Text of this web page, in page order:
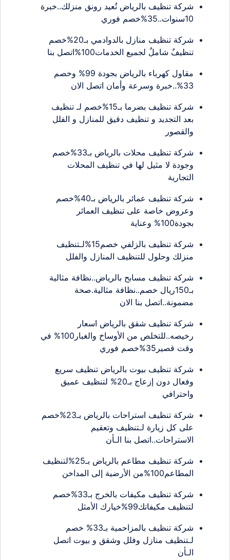
شركة تنظيف بالرياض تُعيد رونق منزلك..خبرة
10سنوات..35%خصم فوري
شركة تنظيف منازل بالدوادمي بـ20%خصم
تنظيفٌ شاملٌ لجميع الخدمات100%اتصل بنا
مقاول كهرباء بالرياض بجودة 99% وخصم
33%..خبرة وسرعة وأمان اتصل الان
شركة تنظيف بضرما بـ15%خصم لـ تنظيف
بعد التجديد و تنظيف دقيق للمنازل و الفلل
والقصور
شركة تنظيف محلات بالرياض بـ33%خصم
وجودة لا مثيل لها في تنظيف المحلات
التجارية
شركة تنظيف عمائر بالرياض بـ40%خصم
وعروض خاصة على تنظيف العمائر
بجودة100% وعناية
شركة تنظيف بالزلفي خصم15%لـتنظيف
منزلك وحلول للتنظيف المنازل والفلل
شركة تنظيف مسابح بالرياض..نظافة مثالية
بـ150ريال خصم..نظافة مثالية.صحة
مضمونة..اتصل بنا الان
شركة تنظيف شقق بالرياض اسعار
رخيصه..للتخلص من الأوساخ والغبار100% في
وقت قصير35%خصم فوري
شركة تنظيف بيوت بالرياض تنظيف سريع
وفعال دون إزعاج بـ20% لتنظيف عميق
واحترافي
شركة تنظيف استراحات بالرياض بـ23%خصم
على كل زيارة لـتنظيف وتعقيم
الاستراحات..اتصل بنا الـأن
شركة تنظيف مطاعم بالرياض بـ25%لتنظيف
المطاعم100%من الأرضية إلى المداخن
شركة تنظيف مكيفات بالخرج بـ33%خصم
لتنظيف مكيفاتك99%خيارك الأمثل
شركة تنظيف بالمزاحمية بـ33% خصم
لـتنظيف منازل وفلل وشقق و بيوت اتصل
الـأن